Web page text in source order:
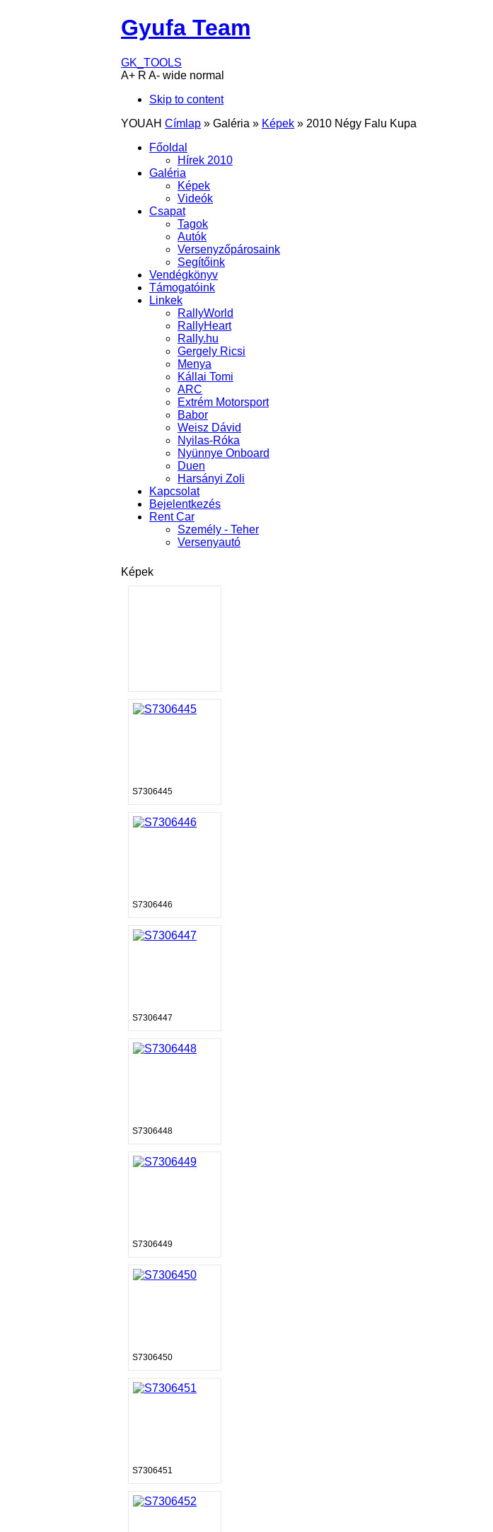
Gyufa Team
GK_TOOLS
A+ R A- wide normal
Skip to content
YOUAH Címlap » Galéria » Képek » 2010 Négy Falu Kupa
Főoldal
Hírek 2010
Galéria
Képek
Videók
Csapat
Tagok
Autók
Versenyzőpárosaink
Segítőink
Vendégkönyv
Támogatóink
Linkek
RallyWorld
RallyHeart
Rally.hu
Gergely Ricsi
Menya
Kállai Tomi
ARC
Extrém Motorsport
Babor
Weisz Dávid
Nyilas-Róka
Nyünnye Onboard
Duen
Harsányi Zoli
Kapcsolat
Bejelentkezés
Rent Car
Személy - Teher
Versenyautó
Képek
S7306445
S7306446
S7306447
S7306448
S7306449
S7306450
S7306451